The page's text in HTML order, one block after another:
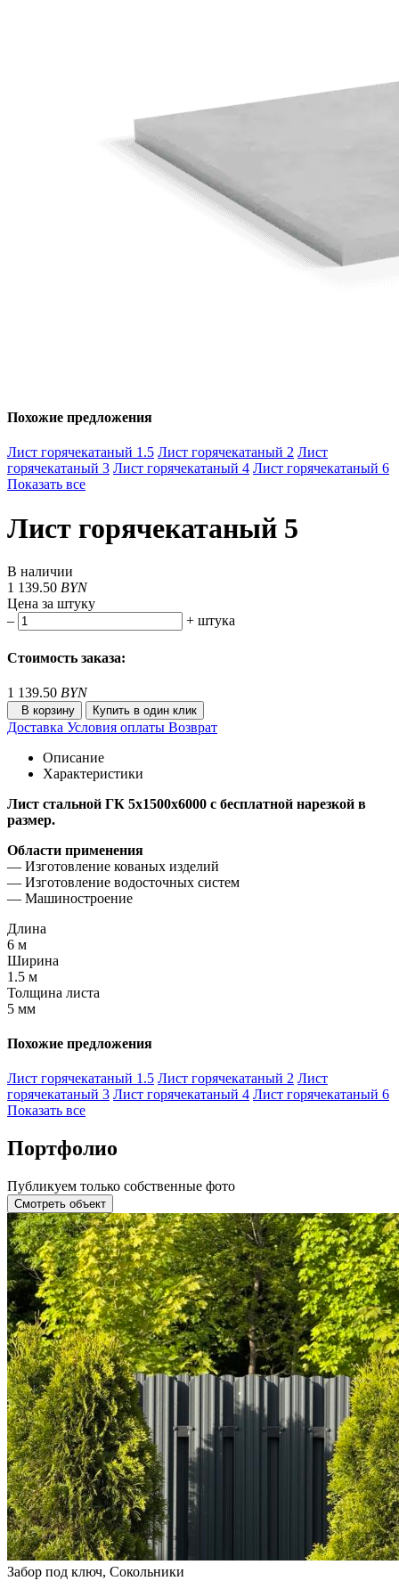
Похожие предложения
Лист горячекатаный 1.5 Лист горячекатаный 2 Лист
горячекатаный 3 Лист горячекатаный 4 Лист горячекатаный 6
Показать все
Лист горячекатаный 5
В наличии
1 139.50 BYN
Цена за штуку
–
+ штука
Стоимость заказа:
1 139.50 BYN
В корзину Купить в один клик
Доставка Условия оплаты Возврат
Описание
Характеристики
Лист стальной ГК 5х1500х6000 с бесплатной нарезкой в
размер.
Области применения
— Изготовление кованых изделий
— Изготовление водосточных систем
— Машиностроение
Длина
6 м
Ширина
1.5 м
Толщина листа
5 мм
Похожие предложения
Лист горячекатаный 1.5 Лист горячекатаный 2 Лист
горячекатаный 3 Лист горячекатаный 4 Лист горячекатаный 6
Показать все
Портфолио
Публикуем только собственные фото
Смотреть объект
Забор под ключ, Сокольники